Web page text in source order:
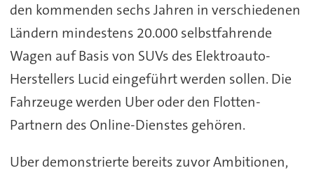
den kommenden sechs Jahren in verschiedenen
Ländern mindestens 20.000 selbstfahrende
Wagen auf Basis von SUVs des Elektroauto-
Herstellers Lucid eingeführt werden sollen. Die
Fahrzeuge werden Uber oder den Flotten-
Partnern des Online-Dienstes gehören.
Uber demonstrierte bereits zuvor Ambitionen,